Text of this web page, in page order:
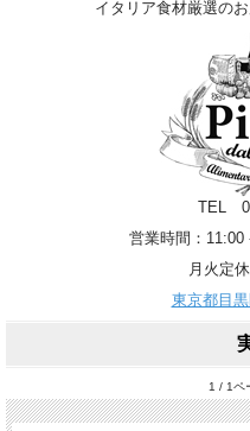
イタリア食材厳選の
TEL
営業時間：11:00
月火定
東京都目
1 / 1ペ